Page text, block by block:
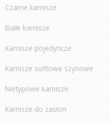
Czarne karnisze
Białe karnisze
Karnisze pojedyncze
Karnisze sufitowe szynowe
Nietypowe karnisze
Karnisze do zasłon